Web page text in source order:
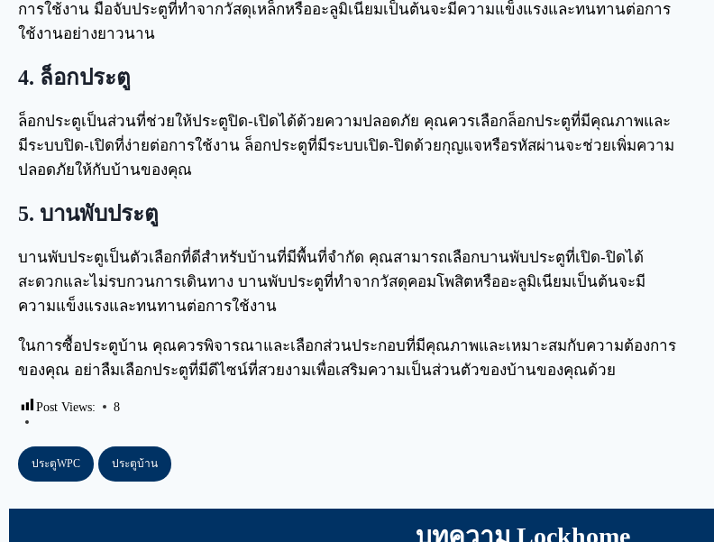
การใช้งาน มือจับประตูที่ทำจากวัสดุเหล็กหรืออะลูมิเนียมเป็นต้นจะมีความแข็งแรงและทนทานต่อการ
ใช้งานอย่างยาวนาน
4. ล็อกประตู
ล็อกประตูเป็นส่วนที่ช่วยให้ประตูปิด-เปิดได้ด้วยความปลอดภัย คุณควรเลือกล็อกประตูที่มีคุณภาพและ
มีระบบปิด-เปิดที่ง่ายต่อการใช้งาน ล็อกประตูที่มีระบบเปิด-ปิดด้วยกุญแจหรือรหัสผ่านจะช่วยเพิ่มความ
ปลอดภัยให้กับบ้านของคุณ
5. บานพับประตู
บานพับประตูเป็นตัวเลือกที่ดีสำหรับบ้านที่มีพื้นที่จำกัด คุณสามารถเลือกบานพับประตูที่เปิด-ปิดได้
สะดวกและไม่รบกวนการเดินทาง บานพับประตูที่ทำจากวัสดุคอมโพสิตหรืออะลูมิเนียมเป็นต้นจะมี
ความแข็งแรงและทนทานต่อการใช้งาน
ในการซื้อประตูบ้าน คุณควรพิจารณาและเลือกส่วนประกอบที่มีคุณภาพและเหมาะสมกับความต้องการ
ของคุณ อย่าลืมเลือกประตูที่มีดีไซน์ที่สวยงามเพื่อเสริมความเป็นส่วนตัวของบ้านของคุณด้วย
Post Views: 8
ประตูWPC ประตูบ้าน
บทความ Lockhome